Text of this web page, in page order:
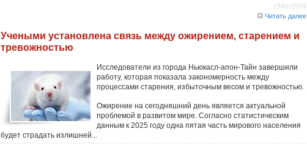
15/01/2019
Читать далее
Учеными установлена связь между ожирением, старением и
тревожностью
Исследователи из города Ньюкасл-апон-Тайн завершили
работу, которая показала закономерность между
процессами старения, избыточным весом и тревожностью.
Ожирение на сегодняшний день является актуальной
проблемой в развитом мире. Согласно статистическим
данным к 2025 году одна пятая часть мирового населения
будет страдать излишней...